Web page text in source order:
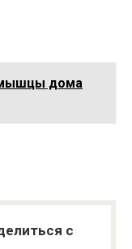
мышцы дома
с